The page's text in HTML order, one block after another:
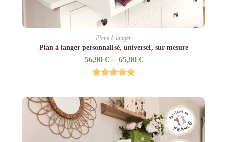
Plans à langer
Plan à langer personnalisé, universel, sur-mesure
56,90 €– 65,90 €
out of 5